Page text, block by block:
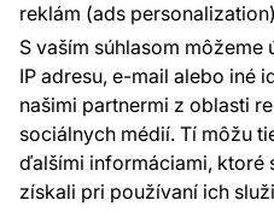
reklám (ads
S vaším súhlasom
IP adresu, e-mail alebo iné
našimi partnermi z oblasti
sociálnych médií. Tí môžu
ďalšími informáciami, ktoré
získali pri používaní ich
Kontakty
Sme tu pre vás 24 hodín
týždni
+420 777 004 021
info@vavex.cz
Vavex 1990 s.r.o., IČ: